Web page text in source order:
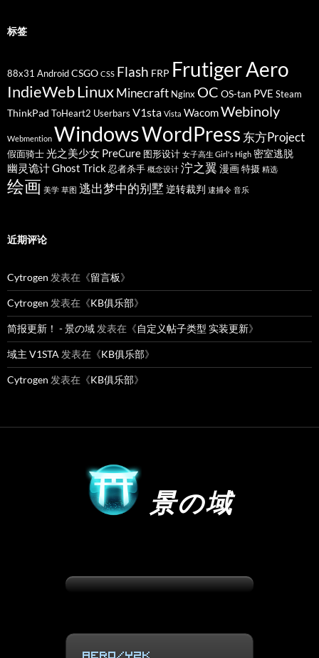
标签
88x31 Android CSGO CSS Flash FRP Frutiger Aero
IndieWebLinuxMinecraft Nginx OC OS-tan PVE Steam
ThinkPad ToHeart2 Userbars V1sta Vista WacomWebinoly
Webmention WindowsWordPress 东方Project
假面骑士 光之美少女 PreCure 图形设计 女子高生 Girl's High 密室逃脱
幽灵诡计 Ghost Trick 忍者杀手 概念设计 泞之翼 漫画 特摄 精选
绘画 美学 草图 逃出梦中的别墅 逆转裁判 逮捕令 音乐
近期评论
Cytrogen 发表在《留言板》
Cytrogen 发表在《KB俱乐部》
简报更新！ - 景の域 发表在《自定义帖子类型 实装更新》
域主 V1STA 发表在《KB俱乐部》
Cytrogen 发表在《KB俱乐部》
景の域